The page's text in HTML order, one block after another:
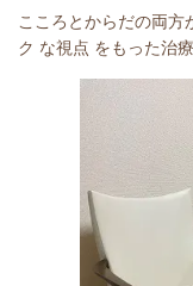
こころとからだの両方
ク な視点 をもった治療